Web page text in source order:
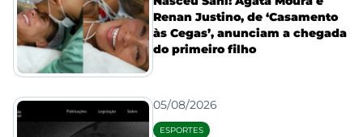
Renan Justino, de ‘Casamento
às Cegas’, anunciam a chegada
do primeiro filho
05/08/2026
ESPORTES